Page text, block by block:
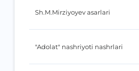
Sh.M.Mirziyoyev asarlari
"Adolat" nashriyoti nashrlari